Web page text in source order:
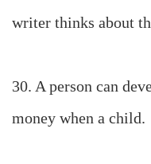
writer thinks about
30. A person can
money when a child.